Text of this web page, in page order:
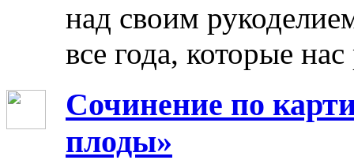
над своим
все года, которые
Сочинение по
плоды»